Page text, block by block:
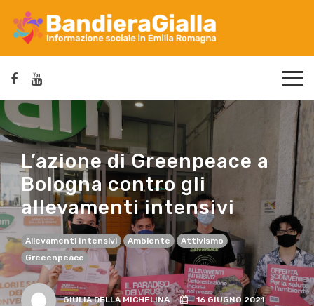
L’azione di Greenpeace a
Bologna contro gli
allevamenti intensivi
Allevamenti Intensivi Ambiente
Attivismo
Greeenpeace
GIULIA DELLA MICHELINA 16 GIUGNO 2021